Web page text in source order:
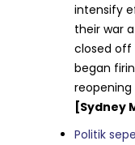
intensify
their war
closed off
began
[Sydney
Politik